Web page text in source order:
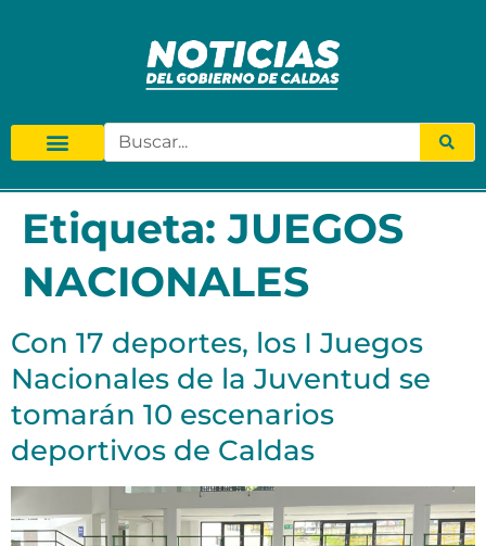
Etiqueta:JUEGOS
NACIONALES
Con 17 deportes, los I Juegos
Nacionales de la Juventud se
tomarán 10 escenarios
deportivos de Caldas